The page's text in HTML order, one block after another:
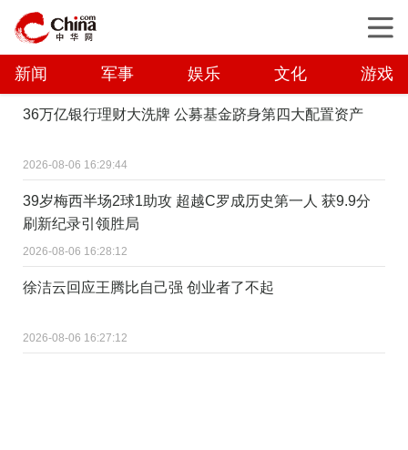
新闻 军事 娱乐 文化 游戏
36万亿银行理财大洗牌 公募基金跻身第四大配置资产
2026-08-06 16:29:44
39岁梅西半场2球1助攻 超越C罗成历史第一人 获9.9分
刷新纪录引领胜局
2026-08-06 16:28:12
徐洁云回应王腾比自己强 创业者了不起
2026-08-06 16:27:12